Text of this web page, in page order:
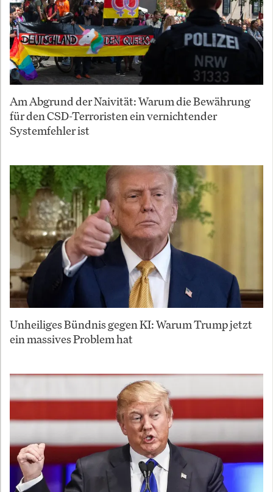
Am Abgrund der Naivität: Warum die Bewährung
für den CSD-Terroristen ein vernichtender
Systemfehler ist
Unheiliges Bündnis gegen KI: Warum Trump jetzt
ein massives Problem hat